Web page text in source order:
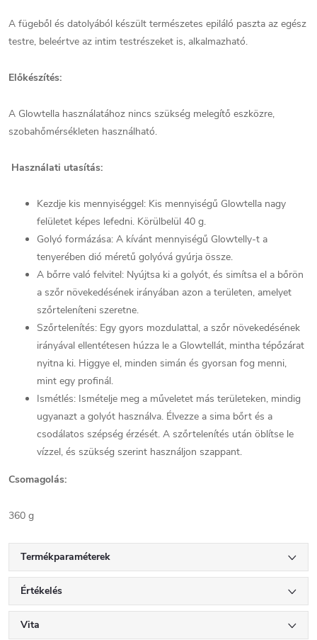
A fügeből és datolyából készült természetes epiláló paszta az egész
testre, beleértve az intim testrészeket is, alkalmazható.
Előkészítés:
A Glowtella használatához nincs szükség melegítő eszközre,
szobahőmérsékleten használható.
Használati utasítás:
Kezdje kis mennyiséggel: Kis mennyiségű Glowtella nagy
felületet képes lefedni. Körülbelül 40 g.
Golyó formázása: A kívánt mennyiségű Glowtelly-t a
tenyerében dió méretű golyóvá gyúrja össze.
A bőrre való felvitel: Nyújtsa ki a golyót, és simítsa el a bőrön
a szőr növekedésének irányában azon a területen, amelyet
szőrteleníteni szeretne.
Szőrtelenítés: Egy gyors mozdulattal, a szőr növekedésének
irányával ellentétesen húzza le a Glowtellát, mintha tépőzárat
nyitna ki. Higgye el, minden simán és gyorsan fog menni,
mint egy profinál.
Ismétlés: Ismételje meg a műveletet más területeken, mindig
ugyanazt a golyót használva. Élvezze a sima bőrt és a
csodálatos szépség érzését. A szőrtelenítés után öblítse le
vízzel, és szükség szerint használjon szappant.
Csomagolás:
360 g
Termékparaméterek
Értékelés
Vita